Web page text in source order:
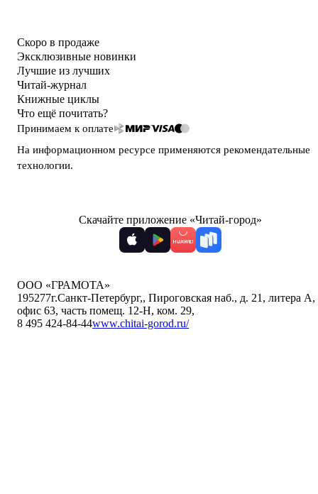
Скоро в продаже
Эксклюзивные новинки
Лучшие из лучших
Читай-журнал
Книжные циклы
Что ещё почитать?
Принимаем к оплате
На информационном ресурсе применяются рекомендательные
технологии.
Скачайте приложение «Читай-город»
ООО «ГРАМОТА»
195277г.Санкт-Петербург,, Пироговская наб., д. 21, литера А,
офис 63, часть помещ. 12-Н, ком. 29,
8 495 424-84-44www.chitai-gorod.ru/